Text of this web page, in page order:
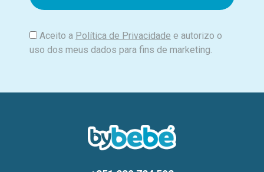
Aceito a Política de Privacidade e autorizo o
uso dos meus dados para fins de marketing.